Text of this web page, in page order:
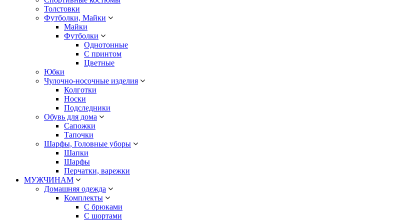
Толстовки
Футболки, Майки
Майки
Футболки
Однотонные
С принтом
Цветные
Юбки
Чулочно-носочные изделия
Колготки
Носки
Подследники
Обувь для дома
Сапожки
Тапочки
Шарфы, Головные уборы
Шапки
Шарфы
Перчатки, варежки
МУЖЧИНАМ
Домашняя одежда
Комплекты
С брюками
С шортами